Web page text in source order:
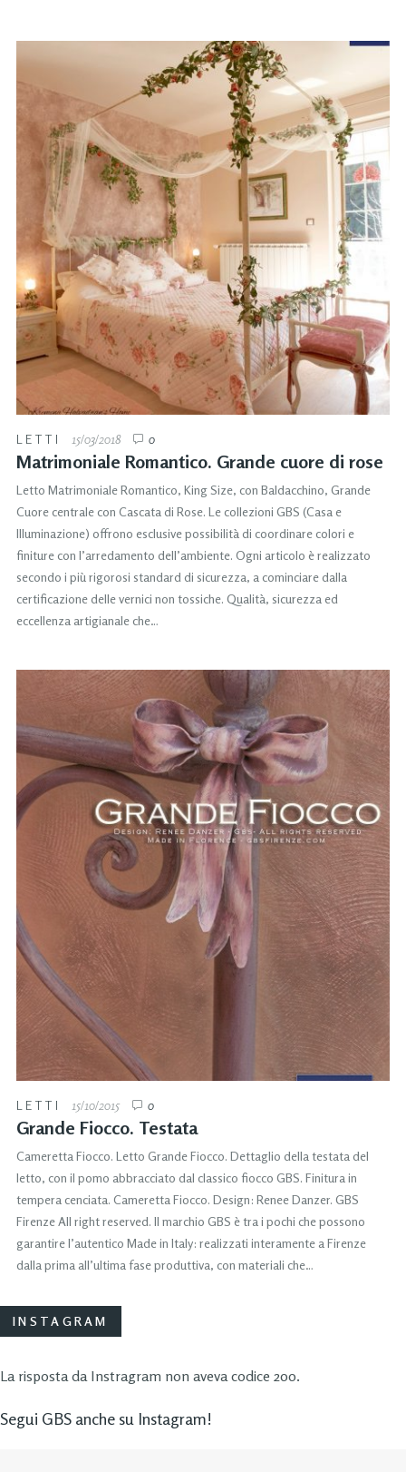
LETTI 15/03/2018 0
Matrimoniale Romantico. Grande cuore di rose
Letto Matrimoniale Romantico, King Size, con Baldacchino, Grande
Cuore centrale con Cascata di Rose. Le collezioni GBS (Casa e
Illuminazione) offrono esclusive possibilità di coordinare colori e
finiture con l’arredamento dell’ambiente. Ogni articolo è realizzato
secondo i più rigorosi standard di sicurezza, a cominciare dalla
certificazione delle vernici non tossiche. Qualità, sicurezza ed
eccellenza artigianale che…
LETTI 15/10/2015 0
Grande Fiocco. Testata
Cameretta Fiocco. Letto Grande Fiocco. Dettaglio della testata del
letto, con il pomo abbracciato dal classico fiocco GBS. Finitura in
tempera cenciata. Cameretta Fiocco. Design: Renee Danzer. GBS
Firenze All right reserved. Il marchio GBS è tra i pochi che possono
garantire l’autentico Made in Italy: realizzati interamente a Firenze
dalla prima all’ultima fase produttiva, con materiali che…
INSTAGRAM
La risposta da Instragram non aveva codice 200.
Segui GBS anche su Instagram!